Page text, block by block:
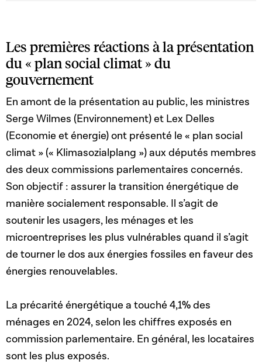
Les premières réactions à la présentation
du « plan social climat » du
gouvernement
En amont de la présentation au public, les ministres
Serge Wilmes (Environnement) et Lex Delles
(Economie et énergie) ont présenté le « plan social
climat » (« Klimasozialplang ») aux députés membres
des deux commissions parlementaires concernés.
Son objectif : assurer la transition énergétique de
manière socialement responsable. Il s’agit de
soutenir les usagers, les ménages et les
microentreprises les plus vulnérables quand il s’agit
de tourner le dos aux énergies fossiles en faveur des
énergies renouvelables.
La précarité énergétique a touché 4,1% des
ménages en 2024, selon les chiffres exposés en
commission parlementaire. En général, les locataires
sont les plus exposés.